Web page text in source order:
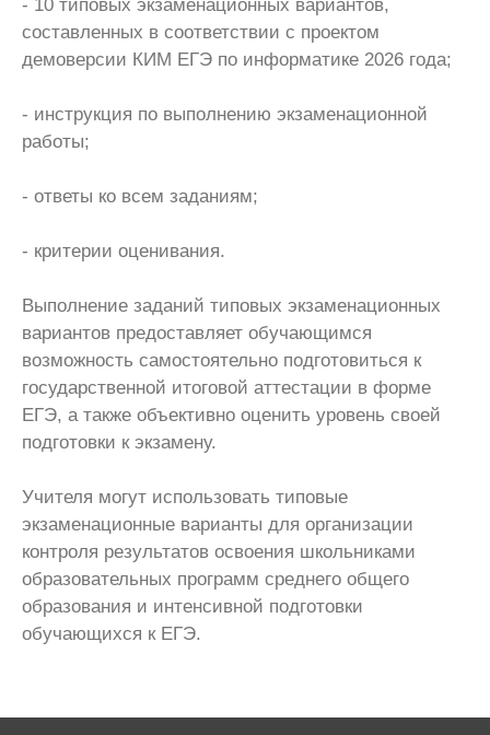
- 10 типовых экзаменационных вариантов,
составленных в соответствии с проектом
демоверсии КИМ ЕГЭ по информатике 2026 года;
- инструкция по выполнению экзаменационной
работы;
- ответы ко всем заданиям;
- критерии оценивания.
Выполнение заданий типовых экзаменационных
вариантов предоставляет обучающимся
возможность самостоятельно подготовиться к
государственной итоговой аттестации в форме
ЕГЭ, а также объективно оценить уровень своей
подготовки к экзамену.
Учителя могут использовать типовые
экзаменационные варианты для организации
контроля результатов освоения школьниками
образовательных программ среднего общего
образования и интенсивной подготовки
обучающихся к ЕГЭ.